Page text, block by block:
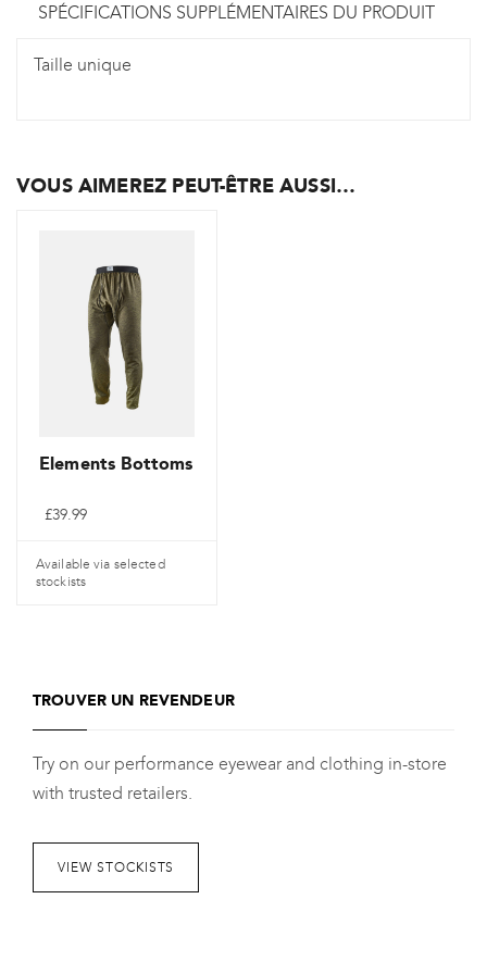
SPÉCIFICATIONS SUPPLÉMENTAIRES DU PRODUIT
Taille unique
VOUS AIMEREZ PEUT-ÊTRE AUSSI…
Elements Bottoms
£39.99
Available via selected
stockists
plusieurs
variantes.
Les
options
TROUVER UN REVENDEUR
Try on our performance eyewear and clothing in-store
with trusted retailers.
VIEW STOCKISTS